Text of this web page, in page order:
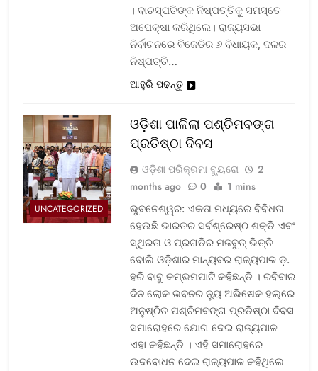
। ବାଚସ୍ପତିଙ୍କ ନିଷ୍ପତ୍ତିକୁ ସମସ୍ତେ
ଅପେକ୍ଷା କରିଥିଲେ। ରାଜ୍ୟସଭା
ନିର୍ବାଚନରେ ବିଜେଡିର ୬ ବିଧାୟକ, ଦଳର
ନିଷ୍ପତ୍ତି…
ଆହୁରି ପଢନ୍ତୁ
UNCATEGORIZED
ଓଡ଼ିଶା ପାଳିଲା ପଶ୍ଚିମବଙ୍ଗ
ପ୍ରତିଷ୍ଠା ଦିବସ
ଓଡ଼ିଶା ପରିକ୍ରମା ବ୍ୟୁରୋ
2
months ago
0 1 mins
ଭୁବନେଶ୍ୱର: ଏକତା ମଧ୍ୟରେ ବିବିଧତା
ହେଉଛି ଭାରତର ସର୍ବଶ୍ରେଷ୍ଠ ଶକ୍ତି ଏବଂ
ସ୍ଥିରତା ଓ ପ୍ରଗତିର ମଜବୁତ୍ ଭିତ୍ତି
ବୋଲି ଓଡ଼ିଶାର ମାନ୍ୟବର ରାଜ୍ୟପାଳ ଡ଼.
ହରି ବାବୁ କମ୍ଭମପାଟି କହିଛନ୍ତି । ରବିବାର
ଦିନ ଲୋକ ଭବନର ନ୍ୟୁ ଅଭିଷେକ ହଲ୍‌ରେ
ଅନୁଷ୍ଠିତ ପଶ୍ଚିମବଙ୍ଗ ପ୍ରତିଷ୍ଠା ଦିବସ
ସମାରୋହରେ ଯୋଗ ଦେଇ ରାଜ୍ୟପାଳ
ଏହା କହିଛନ୍ତି । ଏହି ସମାରୋହରେ
ଉଦବୋଧନ ଦେଇ ରାଜ୍ୟପାଳ କହିଥିଲେ